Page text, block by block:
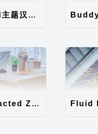
Squared主题汉化包
Undistracted Zen主题汉化包